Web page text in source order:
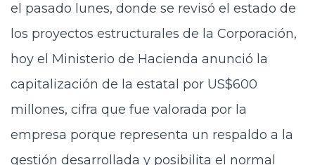
el pasado lunes, donde se revisó el estado de
los proyectos estructurales de la Corporación,
hoy el Ministerio de Hacienda anunció la
capitalización de la estatal por US$600
millones, cifra que fue valorada por la
empresa porque representa un respaldo a la
gestión desarrollada y posibilita el normal